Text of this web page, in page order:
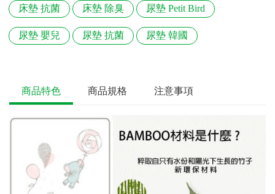
床墊 抗菌 床墊 除臭 尿墊 Petit Bird
尿墊 嬰兒 尿墊 抗菌 尿墊 韓國
商品特色 商品規格 注意事項